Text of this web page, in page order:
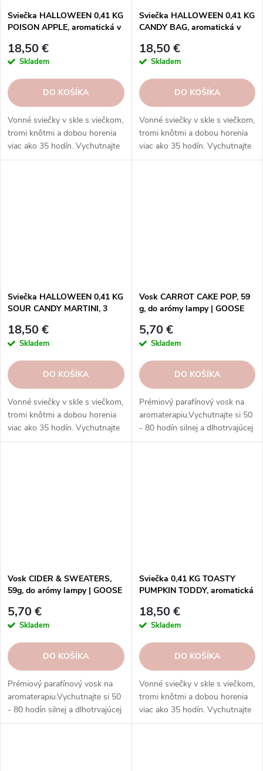
Sviečka HALLOWEEN 0,41 KG
POISON APPLE, aromatická v
18,50 €
Skladem
DO KOŠÍKA
Vonné sviečky v skle s viečkom,
tromi knôtmi a dobou horenia
viac ako 35 hodín. Vychutnajte
si rozmanitosť vôní a
Sviečka HALLOWEEN 0,41 KG
CANDY BAG, aromatická v
18,50 €
Skladem
DO KOŠÍKA
Vonné sviečky v skle s viečkom,
tromi knôtmi a dobou horenia
viac ako 35 hodín. Vychutnajte
si rozmanitosť vôní a
Sviečka HALLOWEEN 0,41 KG
SOUR CANDY MARTINI, 3
18,50 €
Skladem
DO KOŠÍKA
Vonné sviečky v skle s viečkom,
tromi knôtmi a dobou horenia
viac ako 35 hodín. Vychutnajte
si rozmanitosť vôní a
Vosk CARROT CAKE POP, 59
g, do arómy lampy | GOOSE
5,70 €
Skladem
DO KOŠÍKA
Prémiový parafínový vosk na
aromaterapiu.Vychutnajte si 50
- 80 hodín silnej a dlhotrvajúcej
vône s voskami Goose Creek.
Vosk CIDER & SWEATERS,
59g, do arómy lampy | GOOSE
5,70 €
Skladem
DO KOŠÍKA
Prémiový parafínový vosk na
aromaterapiu.Vychutnajte si 50
- 80 hodín silnej a dlhotrvajúcej
vône s voskami Goose Creek.
Sviečka 0,41 KG TOASTY
PUMPKIN TODDY, aromatická
18,50 €
Skladem
DO KOŠÍKA
Vonné sviečky v skle s viečkom,
tromi knôtmi a dobou horenia
viac ako 35 hodín. Vychutnajte
si rozmanitosť vôní a